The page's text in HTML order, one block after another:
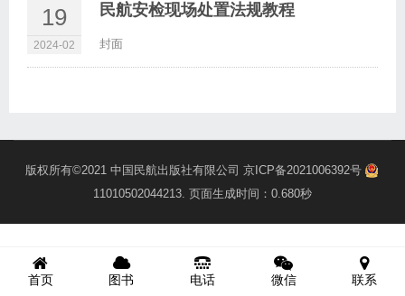
19
2024-02
民航安检现场处置法规教程
封面
版权所有©2021 中国民航出版社有限公司 京ICP备2021006392号
11010502044213. 页面生成时间：0.680秒
首页 图书 电话 微信 联系